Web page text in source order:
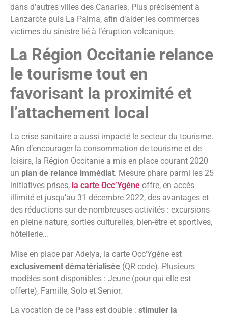
dans d’autres villes des Canaries. Plus précisément à
Lanzarote puis La Palma, afin d’aider les commerces
victimes du sinistre lié à l’éruption volcanique.
La Région Occitanie relance
le tourisme tout en
favorisant la proximité et
l’attachement local
La crise sanitaire a aussi impacté le secteur du tourisme.
Afin d’encourager la consommation de tourisme et de
loisirs, la Région Occitanie a mis en place courant 2020
un plan de relance immédiat. Mesure phare parmi les 25
initiatives prises, la carte Occ’Ygène offre, en accès
illimité et jusqu’au 31 décembre 2022, des avantages et
des réductions sur de nombreuses activités : excursions
en pleine nature, sorties culturelles, bien-être et sportives,
hôtellerie…
Mise en place par Adelya, la carte Occ’Ygène est
exclusivement dématérialisée (QR code). Plusieurs
modèles sont disponibles : Jeune (pour qui elle est
offerte), Famille, Solo et Senior.
La vocation de ce Pass est double : stimuler la